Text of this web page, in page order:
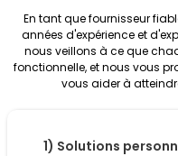
En tant que fournisseur
années d'expérience et
nous veillons à ce que
fonctionnelle, et nous vous
vous aider à
1) Solutions